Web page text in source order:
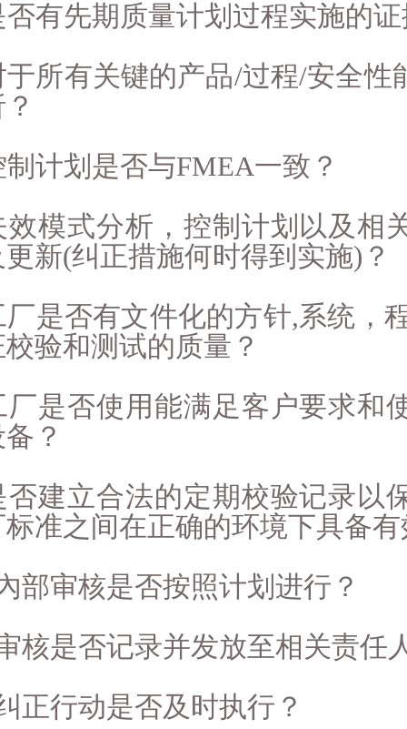
否有先期质量计划过程实施的
于所有关键的产品/过程/安全性
制计划是否与FMEA一致？
效模式分析，控制计划以及相
新(纠正措施何时得到实施)？
厂是否有文件化的方针,系统，
验和测试的质量？
厂是否使用能满足客户要求和
？
否建立合法的定期校验记录以
准之间在正确的环境下具备
部审核是否按照计划进行？
核是否记录并发放至相关责任
正行动是否及时执行？